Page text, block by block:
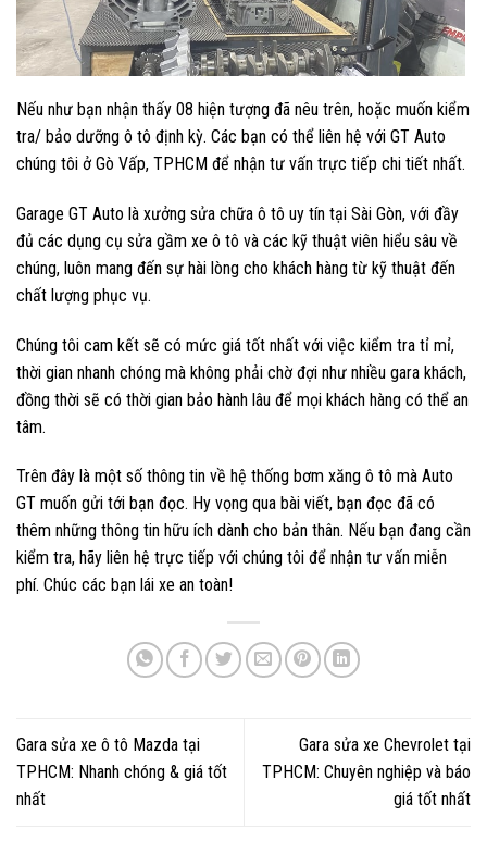
Nếu như bạn nhận thấy 08 hiện tượng đã nêu trên, hoặc muốn kiểm
tra/ bảo dưỡng ô tô định kỳ. Các bạn có thể liên hệ với GT Auto
chúng tôi ở Gò Vấp, TPHCM để nhận tư vấn trực tiếp chi tiết nhất.
Garage GT Auto là xưởng sửa chữa ô tô uy tín tại Sài Gòn, với đầy
đủ các dụng cụ sửa gầm xe ô tô và các kỹ thuật viên hiểu sâu về
chúng, luôn mang đến sự hài lòng cho khách hàng từ kỹ thuật đến
chất lượng phục vụ.
Chúng tôi cam kết sẽ có mức giá tốt nhất với việc kiểm tra tỉ mỉ,
thời gian nhanh chóng mà không phải chờ đợi như nhiều gara khách,
đồng thời sẽ có thời gian bảo hành lâu để mọi khách hàng có thể an
tâm.
Trên đây là một số thông tin về hệ thống bơm xăng ô tô mà Auto
GT muốn gửi tới bạn đọc. Hy vọng qua bài viết, bạn đọc đã có
thêm những thông tin hữu ích dành cho bản thân. Nếu bạn đang cần
kiểm tra, hãy liên hệ trực tiếp với chúng tôi để nhận tư vấn miễn
phí. Chúc các bạn lái xe an toàn!
Gara sửa xe ô tô Mazda tại
TPHCM: Nhanh chóng & giá tốt
nhất
Gara sửa xe Chevrolet tại
TPHCM: Chuyên nghiệp và báo
giá tốt nhất